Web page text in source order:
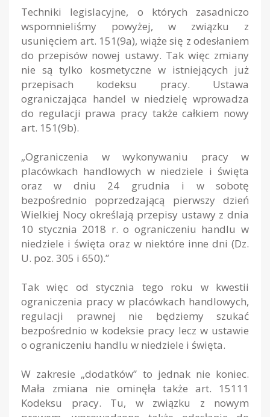
Techniki legislacyjne, o których zasadniczo
wspomnieliśmy powyżej, w związku z
usunięciem art. 151(9a), wiąże się z odesłaniem
do przepisów nowej ustawy. Tak więc zmiany
nie są tylko kosmetyczne w istniejących już
przepisach kodeksu pracy. Ustawa
ograniczająca handel w niedzielę wprowadza
do regulacji prawa pracy także całkiem nowy
art. 151(9b).
„Ograniczenia w wykonywaniu pracy w
placówkach handlowych w niedziele i święta
oraz w dniu 24 grudnia i w sobotę
bezpośrednio poprzedzającą pierwszy dzień
Wielkiej Nocy określają przepisy ustawy z dnia
10 stycznia 2018 r. o ograniczeniu handlu w
niedziele i święta oraz w niektóre inne dni (Dz.
U. poz. 305 i 650).”
Tak więc od stycznia tego roku w kwestii
ograniczenia pracy w placówkach handlowych,
regulacji prawnej nie będziemy szukać
bezpośrednio w kodeksie pracy lecz w ustawie
o ograniczeniu handlu w niedziele i święta.
W zakresie „dodatków” to jednak nie koniec.
Mała zmiana nie ominęła także art. 15111
Kodeksu pracy. Tu, w związku z nowym